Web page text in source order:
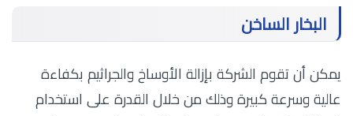
البخار الساخن
يمكن أن تقوم الشركة بإزالة الأوساخ والجراثيم بكفاءة
عالية وسرعة كبيرة وذلك من خلال القدرة على استخدام